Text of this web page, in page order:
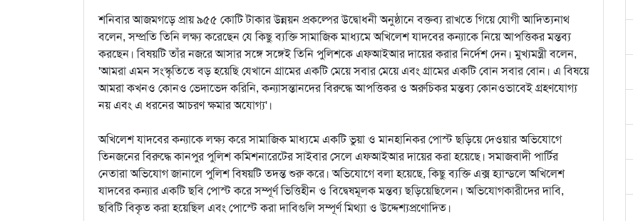
শনিবার আজমগড়ে প্রায় ৯৫৫ কোটি টাকার উন্নয়ন প্রকল্পের উদ্বোধনী অনুষ্ঠানে বক্তব্য রাখতে গিয়ে যোগী আদিত্যনাথ
বলেন, সম্প্রতি তিনি লক্ষ্য করেছেন যে কিছু ব্যক্তি সামাজিক মাধ্যমে অখিলেশ যাদবের কন্যাকে নিয়ে আপত্তিকর মন্তব্য
করছেন। বিষয়টি তাঁর নজরে আসার সঙ্গে সঙ্গেই তিনি পুলিশকে এফআইআর দায়ের করার নির্দেশ দেন। মুখ্যমন্ত্রী বলেন,
'আমরা এমন সংস্কৃতিতে বড় হয়েছি যেখানে গ্রামের একটি মেয়ে সবার মেয়ে এবং গ্রামের একটি বোন সবার বোন। এ বিষয়ে
আমরা কখনও কোনও ভেদাভেদ করিনি, কন্যাসন্তানদের বিরুদ্ধে আপত্তিকর ও অরুচিকর মন্তব্য কোনওভাবেই গ্রহণযোগ্য
নয় এবং এ ধরনের আচরণ ক্ষমার অযোগ্য'।
অখিলেশ যাদবের কন্যাকে লক্ষ্য করে সামাজিক মাধ্যমে একটি ভুয়া ও মানহানিকর পোস্ট ছড়িয়ে দেওয়ার অভিযোগে
তিনজনের বিরুদ্ধে কানপুর পুলিশ কমিশনারেটের সাইবার সেলে এফআইআর দায়ের করা হয়েছে। সমাজবাদী পার্টির
নেতারা অভিযোগ জানালে পুলিশ বিষয়টি তদন্ত শুরু করে। অভিযোগে বলা হয়েছে, কিছু ব্যক্তি এক্স হ্যান্ডলে অখিলেশ
যাদবের কন্যার একটি ছবি পোস্ট করে সম্পূর্ণ ভিত্তিহীন ও বিদ্বেষমূলক মন্তব্য ছড়িয়েছিলেন। অভিযোগকারীদের দাবি,
ছবিটি বিকৃত করা হয়েছিল এবং পোস্টে করা দাবিগুলি সম্পূর্ণ মিথ্যা ও উদ্দেশ্যপ্রণোদিত।